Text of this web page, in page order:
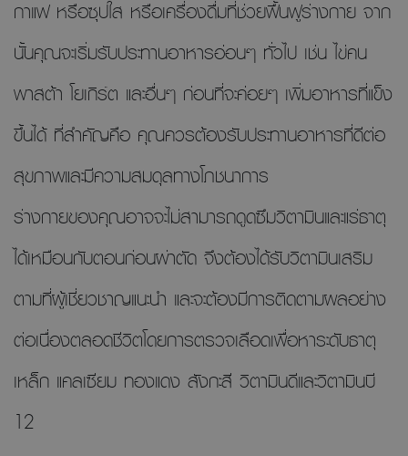
กาแฟ หรือซุปใส หรือเครื่องดื่มที่ช่วยฟื้นฟูร่างกาย จาก
นั้นคุณจะเริ่มรับประทานอาหารอ่อนๆ ทั่วไป เช่น ไข่คน
พาสต้า โยเกิร์ต และอื่นๆ ก่อนที่จะค่อยๆ เพิ่มอาหารที่แข็ง
ขึ้นได้ ที่สำคัญคือ คุณควรต้องรับประทานอาหารที่ดีต่อ
สุขภาพและมีความสมดุลทางโภชนาการ
ร่างกายของคุณอาจจะไม่สามารถดูดซึมวิตามินและแร่ธาตุ
ได้เหมือนกับตอนก่อนผ่าตัด จึงต้องได้รับวิตามินเสริม
ตามที่ผู้เชี่ยวชาญแนะนำ และจะต้องมีการติดตามผลอย่าง
ต่อเนื่องตลอดชีวิตโดยการตรวจเลือดเพื่อหาระดับธาตุ
เหล็ก แคลเซียม ทองแดง สังกะสี วิตามินดีและวิตามินบี
12